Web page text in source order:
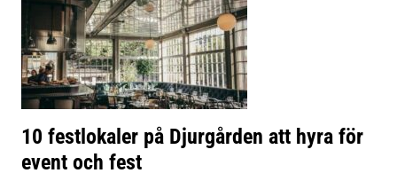
10 festlokaler på Djurgården att hyra för
event och fest